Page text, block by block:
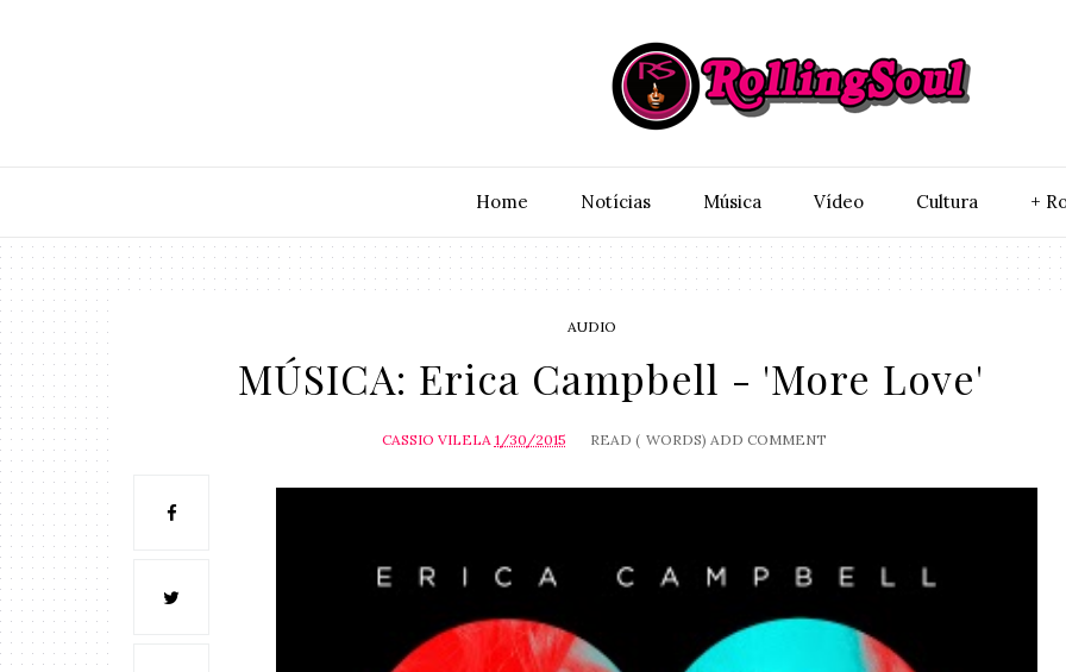
Home Notí­cias Música Vídeo Cultura +
AUDIO
MÚSICA: Erica Campbell - 'More Love'
CASSIO VILELA 1/30/2015 READ ( WORDS) ADD COMMENT